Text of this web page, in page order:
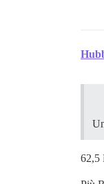
62,5